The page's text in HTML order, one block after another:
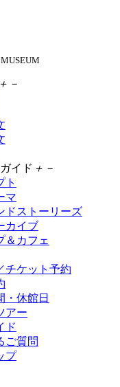
＋ －
イド ＋ －
ト
マ
ドストーリーズ
カイブ
＆カフェ
チケット予約
・休館日
アー
ド
ご質問
プ